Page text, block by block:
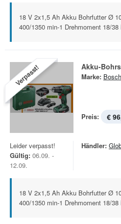
18 V 2x1,5 Ah Akku Bohrfutter Ø
400/1350 min-1 Drehmoment 18/
Verpasst! Akku-
Marke: Bosch
Preis: €
Leider verpasst!
Gültig: 06.09. -
12.09.
Händler:
18 V 2x1,5 Ah Akku Bohrfutter Ø
400/1350 min-1 Drehmoment 18/